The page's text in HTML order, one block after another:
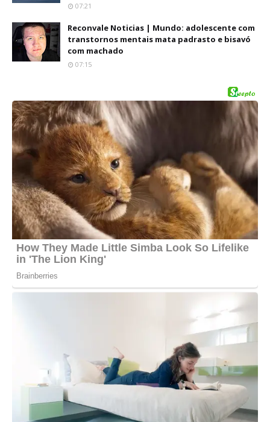
07:21
Reconvale Noticias | Mundo: adolescente com
transtornos mentais mata padrasto e bisavó
com machado
07:15